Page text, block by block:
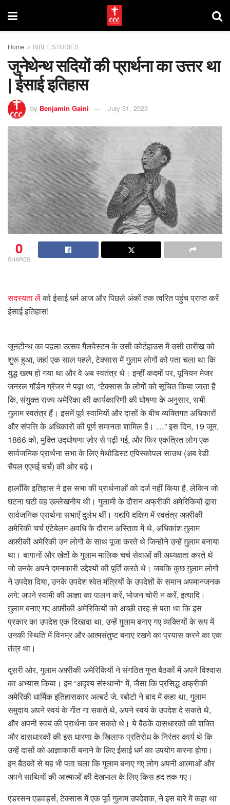
Home BIBLE STUDIES
जुनेथेन्थ सदियों की प्रार्थना का उत्तर था
| ईसाई इतिहास
by Benjamin Gaini July 31, 2023
0
SHARES
सदस्यता लेंकोईसाई धर्म आजऔर पिछले अंकों तक त्वरित पहुंच प्राप्त करें
ईसाई इतिहास!
जूनटीन्थ का पहला उत्सव गैलवेस्टन के उसी कोर्टहाउस में उसी तारीख को
शुरू हुआ, जहां एक साल पहले, टेक्सास में गुलाम लोगों को पता चला था कि
युद्ध खत्म हो गया था और वे अब स्वतंत्र थे। इन्हीं कदमों पर, यूनियन मेजर
जनरल गॉर्डन ग्रेंजर ने पढ़ा था, “टेक्सास के लोगों को सूचित किया जाता है
कि, संयुक्त राज्य अमेरिका की कार्यकारिणी की घोषणा के अनुसार, सभी
गुलाम स्वतंत्र हैं। इसमें पूर्व स्वामियों और दासों के बीच व्यक्तिगत अधिकारों
और संपत्ति के अधिकारों की पूर्ण समानता शामिल है। …” इस दिन, 19 जून,
1866 को, मुक्ति उद्घोषणा ज़ोर से पढ़ी गई, और फिर एकत्रित लोग एक
सार्वजनिक प्रार्थना सभा के लिए मेथोडिस्ट एपिस्कोपल साउथ (अब रेडी
चैपल एएमई चर्च) की ओर बढ़े।
हालाँकि इतिहास ने इस सभा की प्रार्थनाओं को दर्ज नहीं किया है, लेकिन जो
घटना घटी वह उल्लेखनीय थी। गुलामी के दौरान अफ्रीकी अमेरिकियों द्वारा
सार्वजनिक प्रार्थना सभाएँ दुर्लभ थीं। यद्यपि दक्षिण में स्वतंत्र अफ़्रीकी
अमेरिकी चर्च एंटेबेलम अवधि के दौरान अस्तित्व में थे, अधिकांश ग़ुलाम
अफ़्रीकी अमेरिकी उन लोगों के साथ पूजा करते थे जिन्होंने उन्हें ग़ुलाम बनाया
था। बागानों और खेतों के गुलाम मालिक चर्च सेवाओं की अध्यक्षता करते थे
जो उनके अपने दमनकारी उद्देश्यों की पूर्ति करते थे। जबकि कुछ ग़ुलाम लोगों
ने उपदेश दिया, उनके उपदेश श्वेत मंत्रियों के उपदेशों के समान अपमानजनक
लगे: अपने स्वामी की आज्ञा का पालन करें, भोजन चोरी न करें, इत्यादि।
ग़ुलाम बनाए गए अफ़्रीकी अमेरिकियों को अच्छी तरह से पता था कि इस
प्रकार का उपदेश एक दिखावा था, उन्हें ग़ुलाम बनाए गए व्यक्तियों के रूप में
उनकी स्थिति में विनम्र और आत्मसंतुष्ट बनाए रखने का प्रयास करने का एक
तंत्र था।
दूसरी ओर, गुलाम अफ़्रीकी अमेरिकियों ने संगठित गुप्त बैठकों में अपने विश्वास
का अभ्यास किया। इन “अदृश्य संस्थानों” में, जैसा कि प्रसिद्ध अफ्रीकी
अमेरिकी धार्मिक इतिहासकार अल्बर्ट जे. रबोटो ने बाद में कहा था, गुलाम
समुदाय अपने स्वयं के गीत गा सकते थे, अपने स्वयं के उपदेश दे सकते थे,
और अपनी स्वयं की प्रार्थना कर सकते थे। ये बैठकें दासधारकों की शक्ति
और दासधारकों की इस धारणा के खिलाफ प्रतिरोध के निरंतर कार्य थे कि
उन्हें दासों को आज्ञाकारी बनाने के लिए ईसाई धर्म का उपयोग करना होगा।
इन बैठकों से यह भी पता चला कि गुलाम बनाए गए लोग अपनी आत्माओं और
अपने साथियों की आत्माओं की देखभाल के लिए किस हद तक गए।
एंडरसन एडवर्ड्स, टेक्सास में एक पूर्व गुलाम उपदेशक, ने इस बारे में कहा था